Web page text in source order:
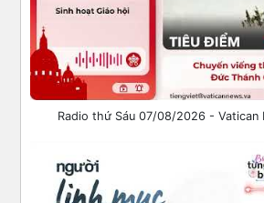
Radio thứ Sáu 07/08/2026 - Vatican